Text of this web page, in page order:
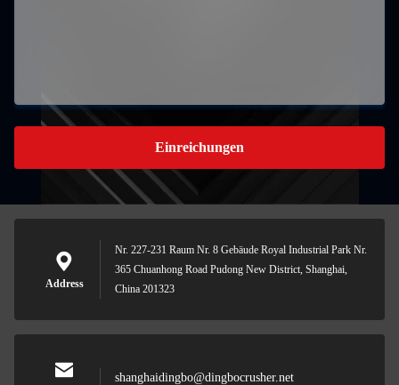
Einreichungen
Address
Nr. 227-231 Raum Nr. 8 Gebäude Royal Industrial Park Nr.
365 Chuanhong Road Pudong New District, Shanghai,
China 201323
shanghaidingbo@dingbocrusher.net